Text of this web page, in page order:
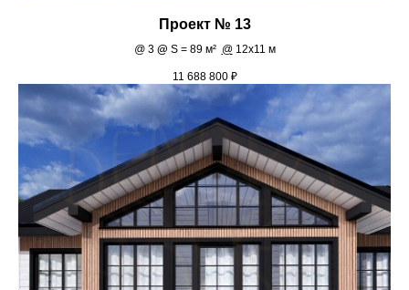
Проект № 13
@ 3 @ S = 89 м² @12х11 м
11 688 800 ₽